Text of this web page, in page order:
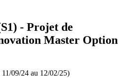
- Projet de
Master Option
09/24 au 12/02/25)